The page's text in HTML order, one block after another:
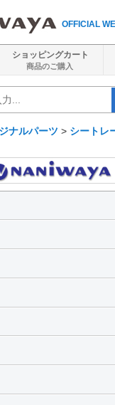
OFFICIAL
ショッピングカート
商品のご購入
ナルパーツ > シートレ